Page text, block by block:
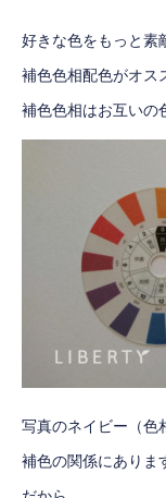
好きな色をもっと素
補色色相配色がオス
補色色相はお互いの
写真のネイビー（色
補色の関係にありま